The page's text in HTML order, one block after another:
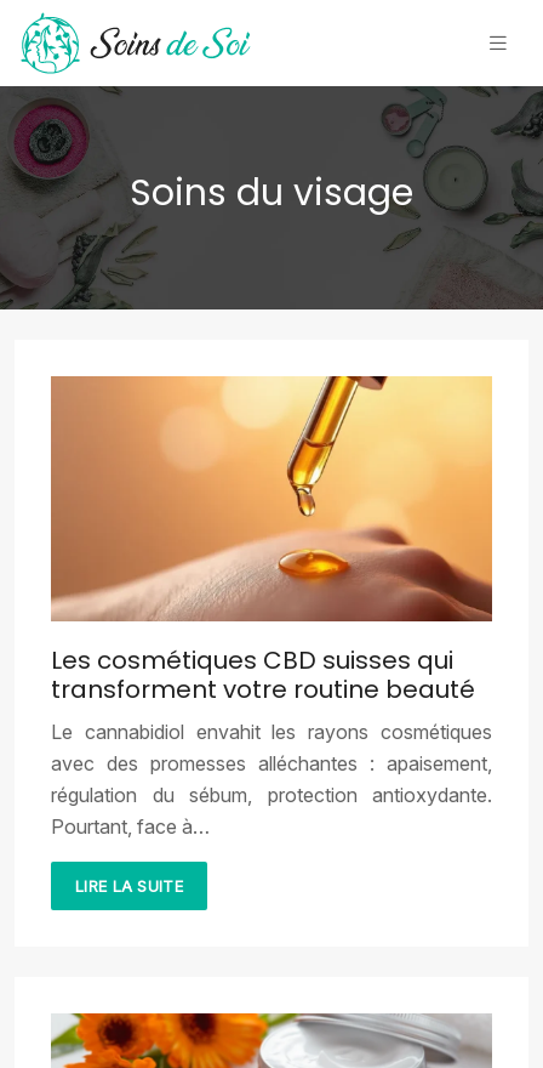
Soins du visage
Les cosmétiques CBD suisses qui
transforment votre routine beauté
Le cannabidiol envahit les rayons cosmétiques
avec des promesses alléchantes : apaisement,
régulation du sébum, protection antioxydante.
Pourtant, face à…
LIRE LA SUITE